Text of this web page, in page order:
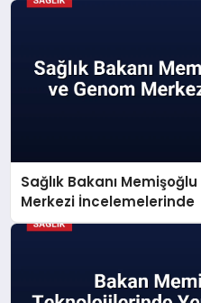
Sağlık Bakanı
Merkezi İncelemelerinde